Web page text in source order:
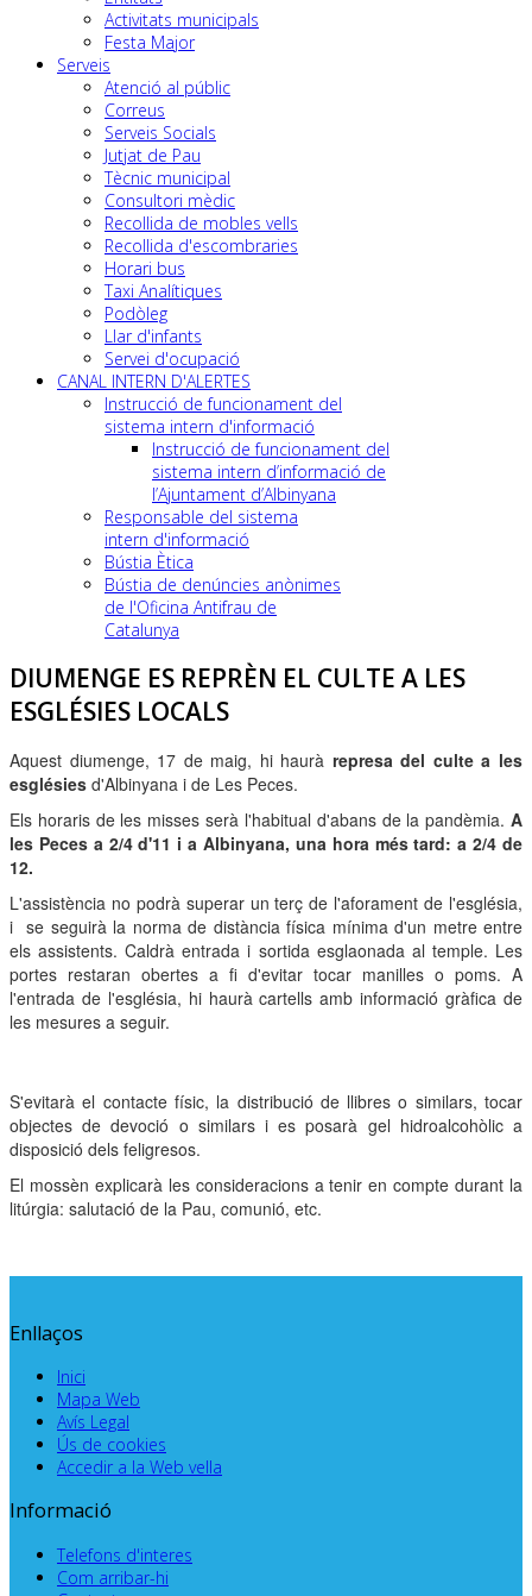
Activitats municipals
Festa Major
Serveis
Atenció al públic
Correus
Serveis Socials
Jutjat de Pau
Tècnic municipal
Consultori mèdic
Recollida de mobles vells
Recollida d'escombraries
Horari bus
Taxi Analítiques
Podòleg
Llar d'infants
Servei d'ocupació
CANAL INTERN D'ALERTES
Instrucció de funcionament del
sistema intern d'informació
Instrucció de funcionament del
sistema intern d’informació de
l’Ajuntament d’Albinyana
Responsable del sistema
intern d'informació
Bústia Ètica
Bústia de denúncies anònimes
de l'Oficina Antifrau de
Catalunya
DIUMENGE ES REPRÈN EL CULTE A LES
ESGLÉSIES LOCALS
Aquest diumenge, 17 de maig, hi haurà represa del culte a les
esglésies d'Albinyana i de Les Peces.
Els horaris de les misses serà l'habitual d'abans de la pandèmia. A
les Peces a 2/4 d'11 i a Albinyana, una hora més tard: a 2/4 de
12.
L'assistència no podrà superar un terç de l'aforament de l'església,
i se seguirà la norma de distància física mínima d'un metre entre
els assistents. Caldrà entrada i sortida esglaonada al temple. Les
portes restaran obertes a fi d'evitar tocar manilles o poms. A
l'entrada de l'església, hi haurà cartells amb informació gràfica de
les mesures a seguir.
S'evitarà el contacte físic, la distribució de llibres o similars, tocar
objectes de devoció o similars i es posarà gel hidroalcohòlic a
disposició dels feligresos.
El mossèn explicarà les consideracions a tenir en compte durant la
litúrgia: salutació de la Pau, comunió, etc.
Enllaços
Inici
Mapa Web
Avís Legal
Ús de cookies
Accedir a la Web vella
Informació
Telefons d'interes
Com arribar-hi